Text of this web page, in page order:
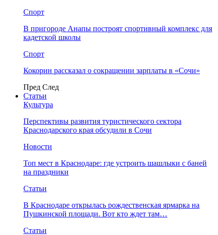
Спорт
В пригороде Анапы построят спортивный комплекс для
кадетской школы
Спорт
Кокорин рассказал о сокращении зарплаты в «Сочи»
Пред След
Статьи
Культура
Перспективы развития туристического сектора
Краснодарского края обсудили в Сочи
Новости
Топ мест в Краснодаре: где устроить шашлыки с баней
на праздники
Статьи
В Краснодаре открылась рождественская ярмарка на
Пушкинской площади. Вот кто ждет там…
Статьи